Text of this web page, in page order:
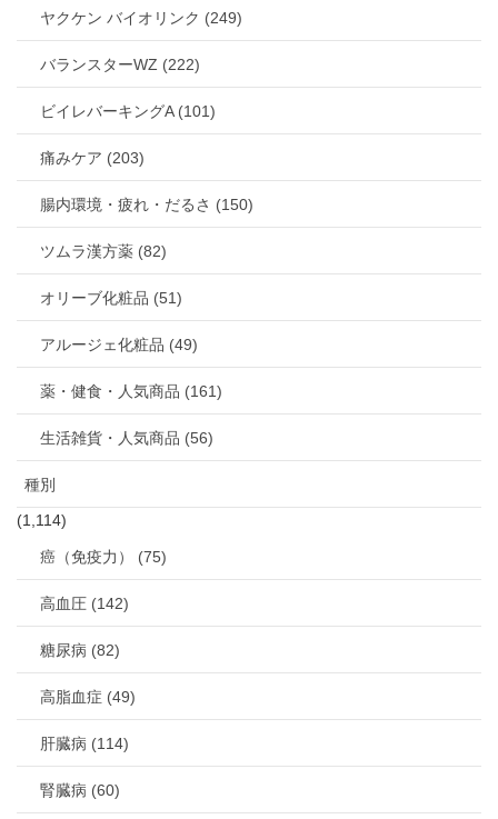
ヤクケン バイオリンク (249)
バランスターWZ (222)
ビイレバーキングA (101)
痛みケア (203)
腸内環境・疲れ・だるさ (150)
ツムラ漢方薬 (82)
オリーブ化粧品 (51)
アルージェ化粧品 (49)
薬・健食・人気商品 (161)
生活雑貨・人気商品 (56)
種別
(1,114)
癌（免疫力） (75)
高血圧 (142)
糖尿病 (82)
高脂血症 (49)
肝臓病 (114)
腎臓病 (60)